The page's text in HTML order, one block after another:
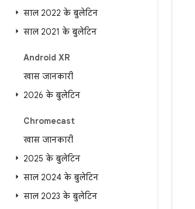
साल 2022 के बुलेटिन
साल 2021 के बुलेटिन
Android XR
खास जानकारी
2026 के बुलेटिन
Chromecast
खास जानकारी
2025 के बुलेटिन
साल 2024 के बुलेटिन
साल 2023 के बुलेटिन